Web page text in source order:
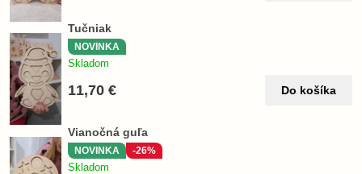
Tučniak
NOVINKA
Skladom
11,70 € Do košíka
Vianočná guľa
NOVINKA -26%
Skladom